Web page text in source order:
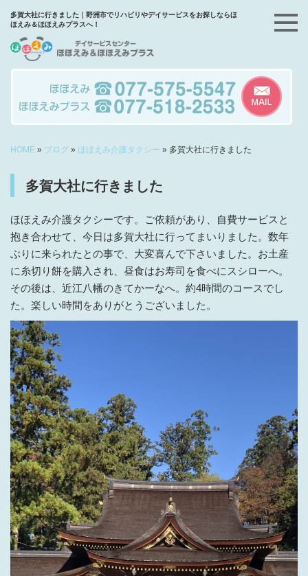
多賀大社に行きました｜野洲市でリハビリやデイサービスをお探しならほ
ほえみ＆ほほえみプラスへ！
HOME » ブログ » ほほえみ介護タクシー » 多賀大社に行きました
多賀大社に行きました
ほほえみ介護タクシーです。ご依頼があり、自費サービスと
抱き合わせて、今日は多賀大社に行ってまいりました。数年
ぶりに来られたとの事で、大変喜んで下さいました。お土産
に糸切り餅を購入され、昼食はお寿司を食べにスシローへ。
その後は、近江八幡のきてかーなへ。約4時間のコースでし
た。楽しい時間をありがとうございました。